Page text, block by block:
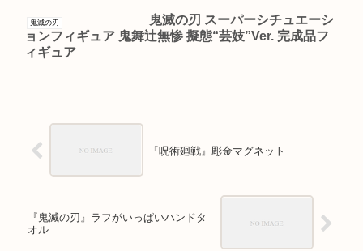
鬼滅の刃
鬼滅の刃 スーパーシチュエーシ
ョンフィギュア 鬼舞辻無惨 擬態“芸妓”Ver. 完成品フ
ィギュア
『呪術廻戦』彫金マグネット
『鬼滅の刃』ラフがいっぱいハンドタ
オル